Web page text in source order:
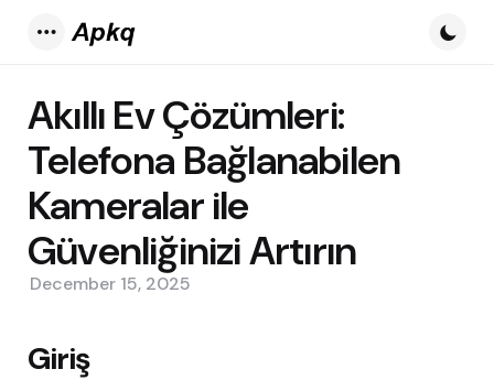
Akıllı Ev Çözümleri:
Telefona Bağlanabilen
Kameralar ile
Güvenliğinizi Artırın
December 15, 2025
Giriş